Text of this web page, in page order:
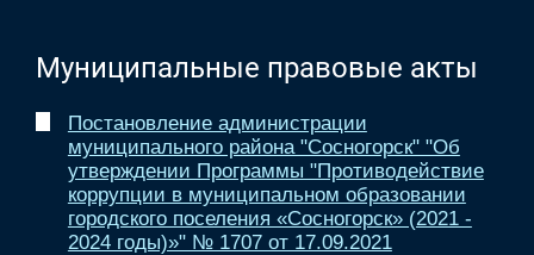
Муниципальные правовые акты
Постановление администрации
муниципального района "Сосногорск" "Об
утверждении Программы "Противодействие
коррупции в муниципальном образовании
городского поселения «Сосногорск» (2021 -
2024 годы)»" № 1707 от 17.09.2021